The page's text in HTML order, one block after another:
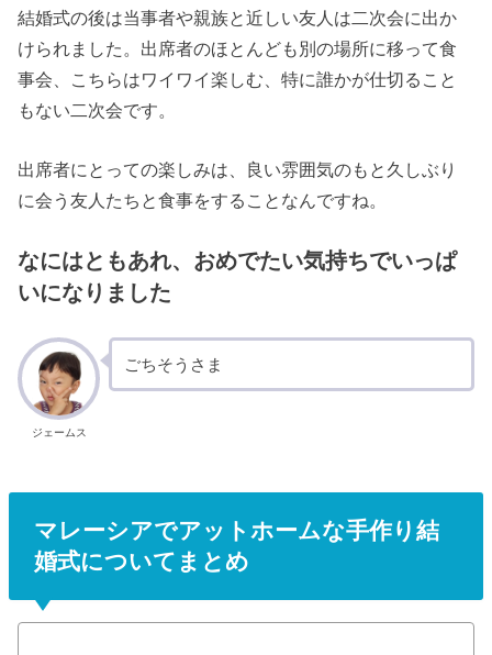
結婚式の後は当事者や親族と近しい友人は二次会に出か
けられました。出席者のほとんども別の場所に移って食
事会、こちらはワイワイ楽しむ、特に誰かが仕切ること
もない二次会です。
出席者にとっての楽しみは、良い雰囲気のもと久しぶり
に会う友人たちと食事をすることなんですね。
なにはともあれ、おめでたい気持ちでいっぱ
いになりました
ジェームス
ごちそうさま
マレーシアでアットホームな手作り結
婚式についてまとめ